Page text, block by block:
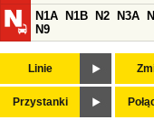
N1A
N1B N2 N3A
N9
Linie
Przystanki